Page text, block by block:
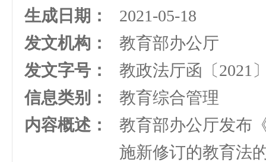
生成日期：
2021-05-18
发文机构：
教育部办公厅
发文字号：
教政法厅函〔2021
信息类别：
教育综合管理
内容概述：
教育部办公厅发布
施新修订的教育法